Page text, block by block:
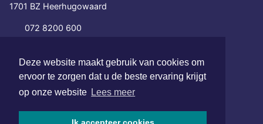
Deze website maakt gebruik van cookies om
ervoor te zorgen dat u de beste ervaring krijgt
op onze website Lees meer
1701 BZ Heerhugowaard
072 8200 600
www.xyto.nl
SOCIAL MEDIA